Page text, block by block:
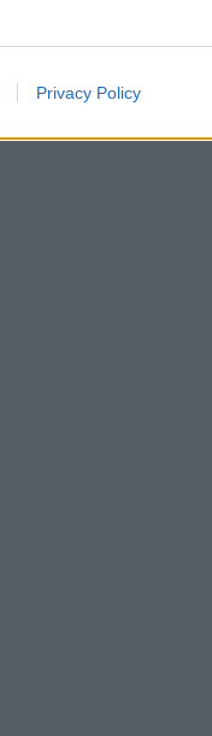
Privacy Policy